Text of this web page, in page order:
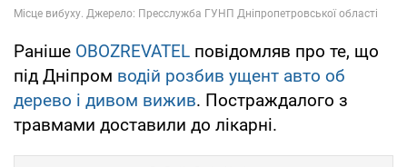
Раніше OBOZREVATEL повідомляв про те, що
під Дніпром водій розбив ущент авто об
дерево і дивом вижив. Постраждалого з
травмами доставили до лікарні.